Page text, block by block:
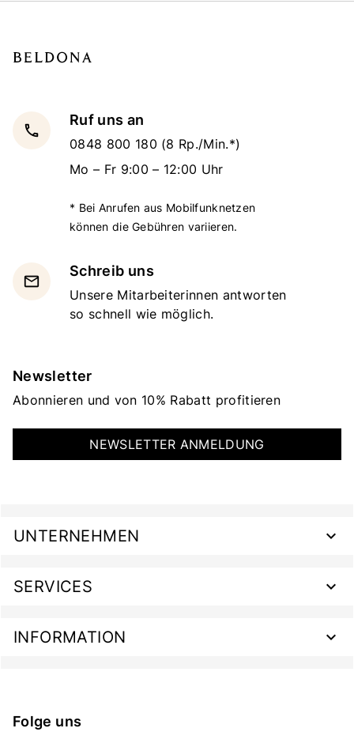
local_phone
Ruf uns an
0848 800 180 (8 Rp./Min.*)
Mo – Fr 9:00 – 12:00 Uhr
* Bei Anrufen aus Mobilfunknetzen
können die Gebühren variieren.
email
Schreib uns
Unsere Mitarbeiterinnen antworten
so schnell wie möglich.
Newsletter
Abonnieren und von 10% Rabatt profitieren
NEWSLETTER ANMELDUNG
UNTERNEHMEN
SERVICES
INFORMATION
Folge uns